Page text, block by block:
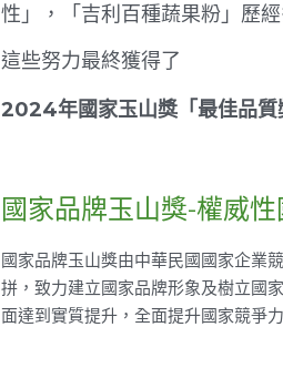
性」，「吉利百種蔬果粉」歷
這些努力最終獲得了
2024年國家玉山獎「最佳品質
國家品牌玉山獎-權威
國家品牌玉山獎由中華民國國家企業
拼，致力建立國家品牌形象及樹立國
面達到實質提升，全面提升國家競爭力